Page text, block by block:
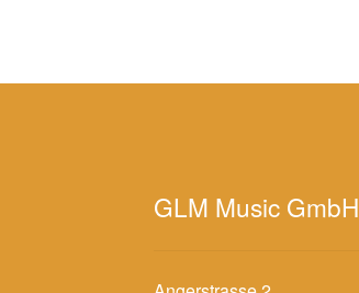
GLM Music GmbH